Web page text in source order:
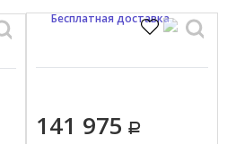
141 975
Бесплатная доставка